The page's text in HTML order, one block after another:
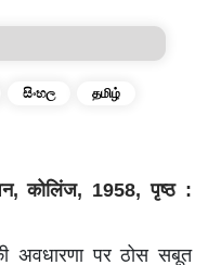
සිංහල
தமிழ்
कोलिंज, 1958, पृष्ठ :
अवधारणा पर ठोस सबूत